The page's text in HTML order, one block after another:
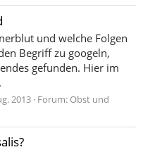
und welche Folgen
Begriff zu googeln,
gefunden. Hier im
2013 Forum: Obst und